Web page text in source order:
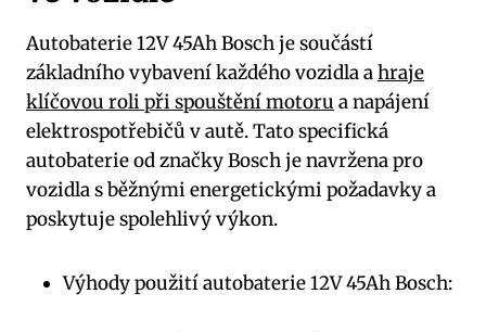
Autobaterie 12V 45Ah Bosch je součástí
základního vybavení každého vozidla ahraje
klíčovou roli při spouštění motoru a napájení
elektrospotřebičů v autě. Tato specifická
autobaterie od značky Bosch je navržena pro
vozidla s běžnými energetickými požadavky a
poskytuje spolehlivý výkon.
Výhody použití autobaterie 12V 45Ah Bosch: